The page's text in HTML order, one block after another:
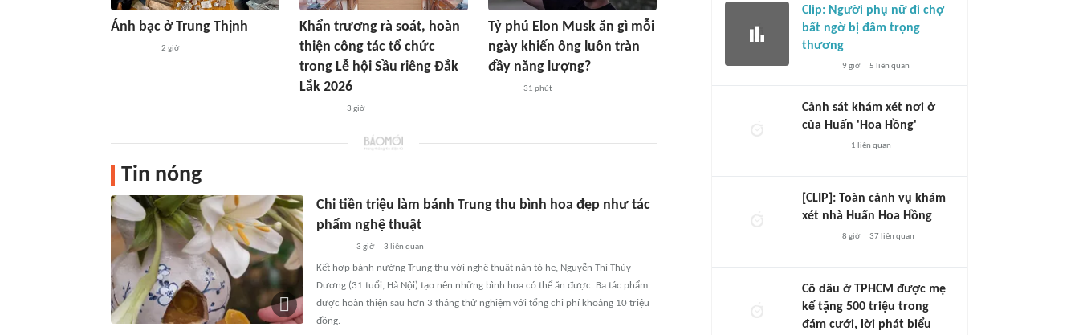
Ánh bạc ở Trung Thịnh
2 giờ
Khẩn trương rà soát, hoàn
thiện công tác tổ chức
trong Lễ hội Sầu riêng Đắk
Lắk 2026
3 giờ
Tỷ phú Elon Musk ăn gì mỗi
ngày khiến ông luôn tràn
đầy năng lượng?
31 phút
Tin nóng
Chi tiền triệu làm bánh Trung thu bình hoa đẹp như tác
phẩm nghệ thuật
3 giờ 3 liên quan
Kết hợp bánh nướng Trung thu với nghệ thuật nặn tò he, Nguyễn Thị Thùy
Dương (31 tuổi, Hà Nội) tạo nên những bình hoa có thể ăn được. Ba tác phẩm
được hoàn thiện sau hơn 3 tháng thử nghiệm với tổng chi phí khoảng 10 triệu
đồng.
Clip: Người phụ nữ đi chợ
bất ngờ bị đâm trọng
thương
9 giờ 5 liên quan
Cảnh sát khám xét nơi ở
của Huấn 'Hoa Hồng'
1 liên quan
[CLIP]: Toàn cảnh vụ khám
xét nhà Huấn Hoa Hồng
8 giờ 37liên quan
Cô dâu ở TPHCM được mẹ
kế tặng 500 triệu trong
đám cưới, lời phát biểu